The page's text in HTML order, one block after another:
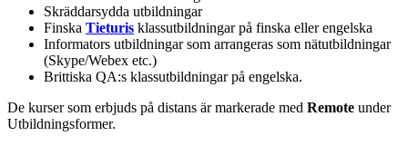
Skräddarsydda utbildningar
Finska Tieturis klassutbildningar på finska eller engelska
Informators utbildningar som arrangeras som nätutbildningar
(Skype/Webex etc.)
Brittiska QA:s klassutbildningar på engelska.
De kurser som erbjuds på distans är markerade med Remote under
Utbildningsformer.